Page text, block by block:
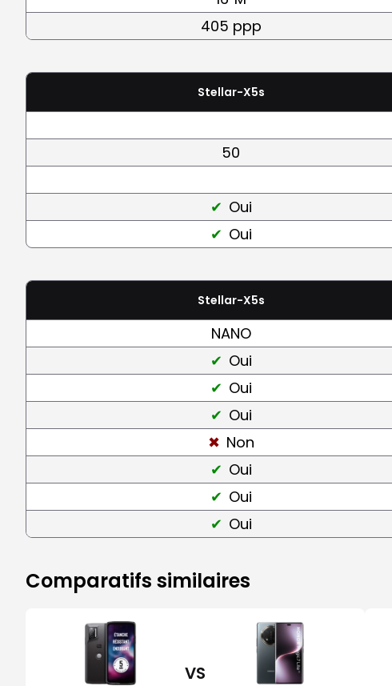
405 ppp
Stellar-X5s
50
Oui
Oui
Stellar-X5s
NANO
Oui
Oui
Oui
Non
Oui
Oui
Oui
Comparatifs similaires
VS